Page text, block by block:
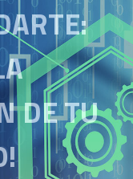
DE TU